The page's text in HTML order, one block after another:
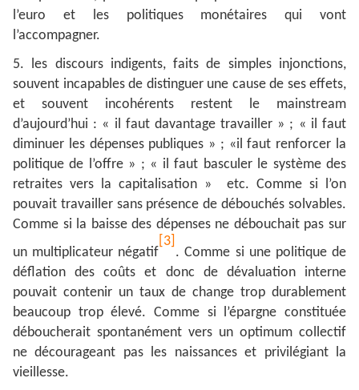
l’euro et les politiques monétaires qui vont
l’accompagner.
5. les discours indigents, faits de simples injonctions,
souvent incapables de distinguer une cause de ses effets,
et souvent incohérents restent le mainstream
d’aujourd’hui : « il faut davantage travailler » ; « il faut
diminuer les dépenses publiques » ; «il faut renforcer la
politique de l’offre » ; « il faut basculer le système des
retraites vers la capitalisation » etc. Comme si l’on
pouvait travailler sans présence de débouchés solvables.
Comme si la baisse des dépenses ne débouchait pas sur
un multiplicateur négatif
[3]
. Comme si une politique de
déflation des coûts et donc de dévaluation interne
pouvait contenir un taux de change trop durablement
beaucoup trop élevé. Comme si l’épargne constituée
déboucherait spontanément vers un optimum collectif
ne décourageant pas les naissances et privilégiant la
vieillesse.